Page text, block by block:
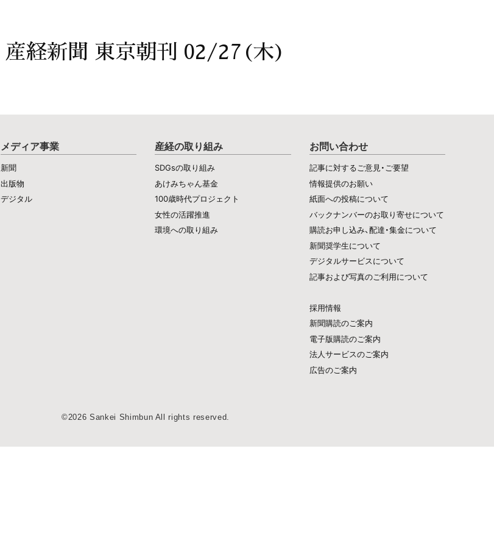
産経新聞 東京朝刊 02/27(木)
メディア事業
新聞
出版物
デジタル
産経の取り組み
SDGsの取り組み
あけみちゃん基金
100歳時代プロジェクト
女性の活躍推進
環境への取り組み
お問い合わせ
記事に対するご意見・ご要望
情報提供のお願い
紙面への投稿について
バックナンバーのお取り寄せについて
購読お申し込み、配達・集金について
新聞奨学生について
デジタルサービスについて
記事および写真のご利用について
採用情報
新聞購読のご案内
電子版購読のご案内
法人サービスのご案内
広告のご案内
©2026 Sankei Shimbun All rights reserved.